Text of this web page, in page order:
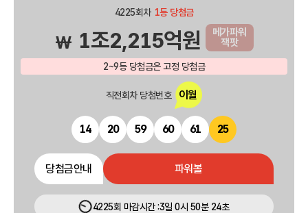
4225회차 1등 당첨금
₩ 1조2,215억원
메가파워
잭팟
2~9등 당첨금은 고정 당첨금
직전회차 당첨번호 이월
14 20 59 60 61 25
당첨금안내 파워볼
4225회 마감시간:3일 0시 50분 24초